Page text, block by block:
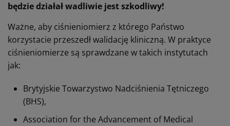
będzie działał wadliwie jest szkodliwy!
Ważne, aby ciśnieniomierz z którego Państwo
korzystacie przeszedł walidację kliniczną. W praktyce
ciśnieniomierze są sprawdzane w takich instytutach
jak:
Brytyjskie Towarzystwo Nadciśnienia Tętniczego
(BHS),
Association for the Advancement of Medical